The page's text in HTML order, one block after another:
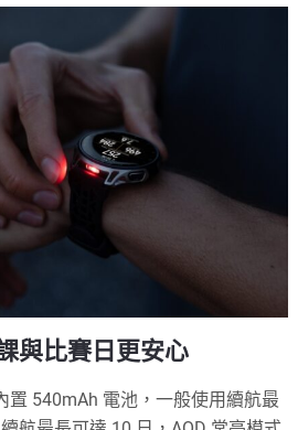
與比賽日更安心
置 540mAh 電池，一般使用續航最